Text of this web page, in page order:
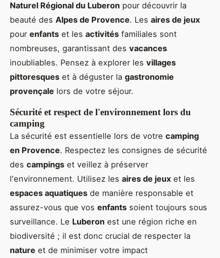
Naturel Régional du Luberon pour découvrir la
beauté des Alpes de Provence. Les aires de jeux
pour enfants et les activités familiales sont
nombreuses, garantissant des vacances
inoubliables. Pensez à explorer les villages
pittoresques et à déguster la gastronomie
provençale lors de votre séjour.
Sécurité et respect de l'environnement lors du
camping
La sécurité est essentielle lors de votre camping
en Provence. Respectez les consignes de sécurité
des campings et veillez à préserver
l'environnement. Utilisez les aires de jeux et les
espaces aquatiques de manière responsable et
assurez-vous que vos enfants soient toujours sous
surveillance. Le Luberon est une région riche en
biodiversité ; il est donc crucial de respecter la
nature et de minimiser votre impact